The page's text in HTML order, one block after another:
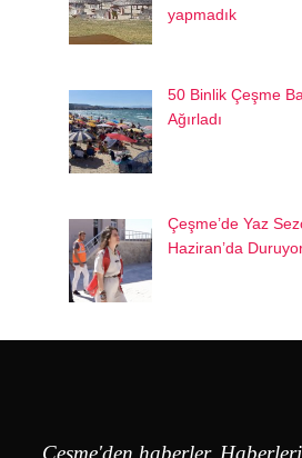
yapmadık
50 Binlik Çeşme
Ağırladı
Çeşme’de Yaz
Haziran’da
Çeşme'den haberler.